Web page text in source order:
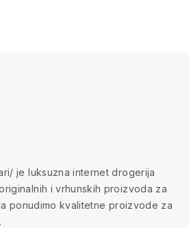
je luksuzna internet drogerija
i vrhunskih proizvoda za
ponudimo kvalitetne proizvode za